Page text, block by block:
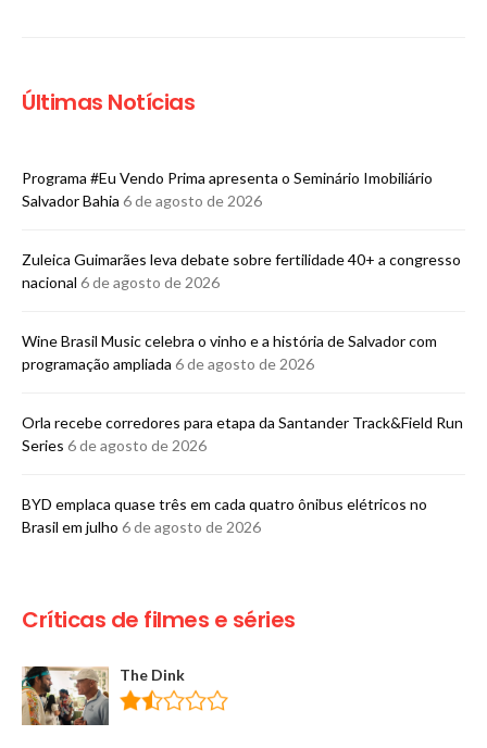
Últimas Notícias
Programa #Eu Vendo Prima apresenta o Seminário Imobiliário
Salvador Bahia 6 de agosto de 2026
Zuleica Guimarães leva debate sobre fertilidade 40+ a congresso
nacional 6 de agosto de 2026
Wine Brasil Music celebra o vinho e a história de Salvador com
programação ampliada 6 de agosto de 2026
Orla recebe corredores para etapa da Santander Track&Field Run
Series 6 de agosto de 2026
BYD emplaca quase três em cada quatro ônibus elétricos no
Brasil em julho 6 de agosto de 2026
Críticas de filmes e séries
The Dink